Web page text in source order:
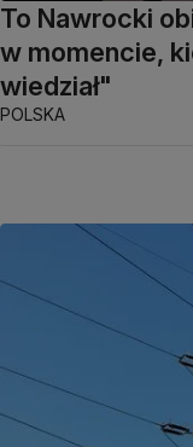
To Nawrocki
w momencie,
wiedział"
POLSKA